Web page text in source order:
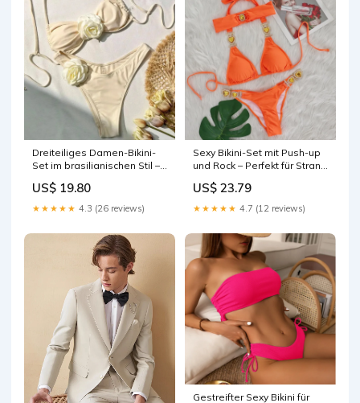
Dreiteiliges Damen-Bikini-
Set im brasilianischen Stil –
Size:XL
US$ 19.80
★★★★★ 4.3 (26 reviews)
Sexy Bikini-Set mit Push-up
und Rock – Perfekt für Strand
US$ 23.79
★★★★★ 4.7 (12 reviews)
Gestreifter Sexy Bikini für